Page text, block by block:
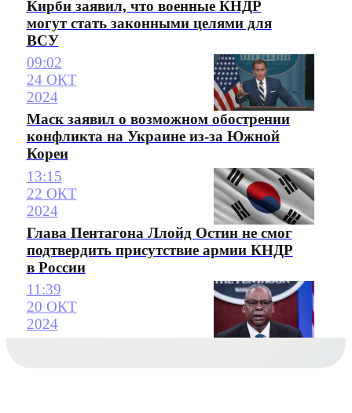
Кирби заявил, что военные КНДР
могут стать законными целями для
ВСУ
09:02
24 ОКТ
2024
Маск заявил о возможном обострении
конфликта на Украине из-за Южной
Кореи
13:15
22 ОКТ
2024
Глава Пентагона Ллойд Остин не смог
подтвердить присутствие армии КНДР
в России
11:39
20 ОКТ
2024